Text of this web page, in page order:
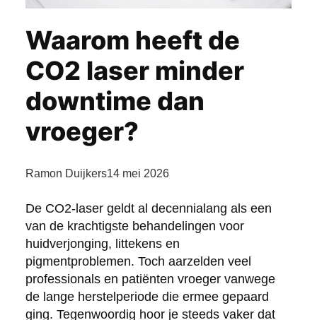
Waarom heeft de
CO2 laser minder
downtime dan
vroeger?
Ramon Duijkers14 mei 2026
De CO2-laser geldt al decennialang als een
van de krachtigste behandelingen voor
huidverjonging, littekens en
pigmentproblemen. Toch aarzelden veel
professionals en patiënten vroeger vanwege
de lange herstelperiode die ermee gepaard
ging. Tegenwoordig hoor je steeds vaker dat